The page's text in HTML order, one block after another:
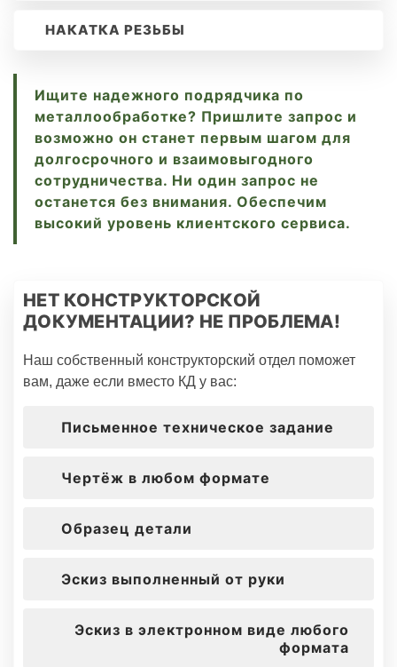
НАКАТКА РЕЗЬБЫ
Ищите надежного подрядчика по
металлообработке? Пришлите запрос и
возможно он станет первым шагом для
долгосрочного и взаимовыгодного
сотрудничества. Ни один запрос не
останется без внимания. Обеспечим
высокий уровень клиентского сервиса.
НЕТ КОНСТРУКТОРСКОЙ
ДОКУМЕНТАЦИИ? НЕ ПРОБЛЕМА!
Наш собственный конструкторский отдел поможет
вам, даже если вместо КД у вас:
Письменное техническое задание
Чертёж в любом формате
Образец детали
Эскиз выполненный от руки
Эскиз в электронном виде любого
формата